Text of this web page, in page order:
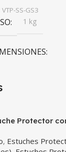
VTP-SS-GS3
1 kg
Protector
Tab A8 10.5
, Estuches